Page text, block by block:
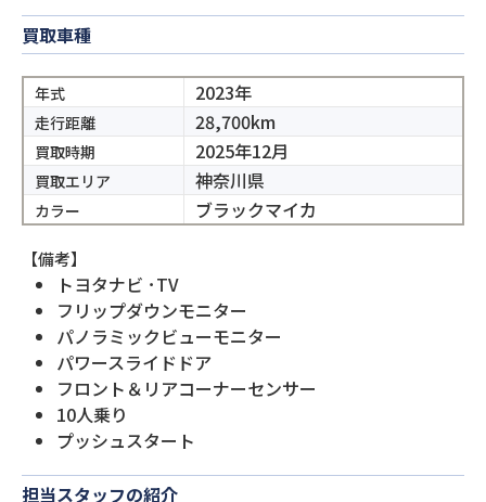
買取車種
年式 2023年
走行距離 28,700km
買取時期 2025年12月
買取エリア 神奈川県
カラー ブラックマイカ
【備考】
トヨタナビ ･TV
フリップダウンモニター
パノラミックビューモニター
パワースライドドア
フロント＆リアコーナーセンサー
10人乗り
プッシュスタート
担当スタッフの紹介